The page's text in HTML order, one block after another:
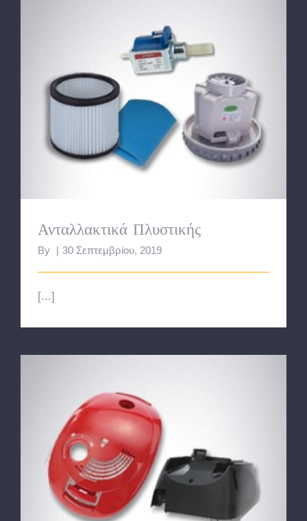
Ανταλλακτικά Πλυστικής
Ανταλλακτικά Πλυστικής
By 30 Σεπτεμβρίου, 2019
[...]
Καλύμματα, Κουμπιά & Ρόδες